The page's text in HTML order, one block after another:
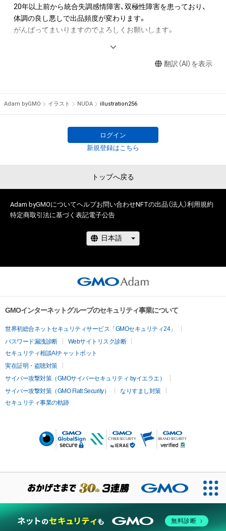
アイテムに関する注意事項
・本アイテムに関する創作物(画像および映像、音楽、商標または
ロゴ等を含みますがこれらに限られません。)にかかる知的財産
産権(それらの権利を取得し、又はそれらの権利につき登録等を
出願する権利を含みます。)を意味します。)は、本アイテムの著
知的財産権を有することを意味しません。
の管理委託を受けている者からの事前の同意なしに、上記の「本
アイテムの保有者が有する権利」の範囲を超えた行為、知的財産
せん。)を行うことはできません。
・本アイテムに関する創作物の利用については、公序良俗や法令
に反する利用またはその恐れのある利用など、作成者が不適切
であると判断した場合、利用をお断りさせていただきます。
このアイテムに関するお問い合わせ先
20年以上前から統合失調感情障害、双極性障害を患っており、
体調の良し悪しで出品頻度が変わります。
がんばってまいりますのでよろしくお願いします。
その後フリーランスにて、イラスト制作やグラフィックデザイ
その他、漫画を制作していた期間もあり、
様々な創作活動を展開し続けております。
どうぞよろしくお願いします。
翻訳（AI）を表示
Adam byGMO イラスト NUDA illustration256
ログイン
新規登録はこちら
トップへ戻る
Adam byGMOについてヘルプお問い合わせNFTの出品（法人）利用規約
特定商取引法に基づく表記電子公告
GMOインターネットグループのセキュリティ事業について
世界初総合ネットセキュリティサービス「GMOセキュリティ24」
パスワード漏洩診断
Webサイトリスク診断
セキュリティ相談AIチャットボット
実在証明・盗聴対策
サイバー攻撃対策（GMOサイバーセキュリティ byイエラエ）
サイバー攻撃対策（GMO Flatt Security）
なりすまし対策
セキュリティ事業の軌跡
無料診断